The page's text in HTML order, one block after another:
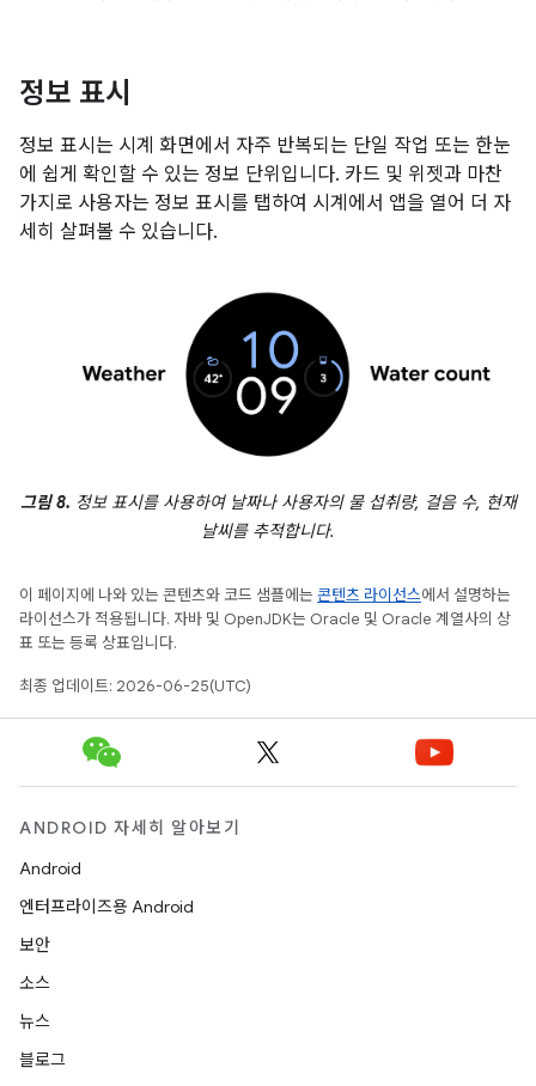
정보 표시
정보 표시는 시계 화면에서 자주 반복되는 단일 작업 또는 한눈
에 쉽게 확인할 수 있는 정보 단위입니다. 카드 및 위젯과 마찬
가지로 사용자는 정보 표시를 탭하여 시계에서 앱을 열어 더 자
세히 살펴볼 수 있습니다.
그림 8. 정보 표시를 사용하여 날짜나 사용자의 물 섭취량, 걸음 수, 현재
날씨를 추적합니다.
이 페이지에 나와 있는 콘텐츠와 코드 샘플에는 콘텐츠 라이선스에서 설명하는
라이선스가 적용됩니다. 자바 및 OpenJDK는 Oracle 및 Oracle 계열사의 상
표 또는 등록 상표입니다.
최종 업데이트: 2026-06-25(UTC)
ANDROID 자세히 알아보기
Android
엔터프라이즈용 Android
보안
소스
뉴스
블로그